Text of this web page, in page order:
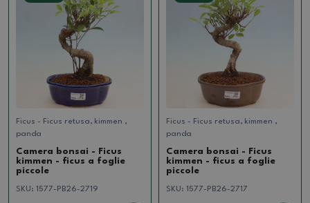
Ficus - Ficus retusa, kimmen ,
panda
Camera bonsai - Ficus
kimmen - ficus a foglie
piccole
SKU: 1577-PB26-2719
Ficus - Ficus retusa, kimmen ,
panda
Camera bonsai - Ficus
kimmen - ficus a foglie
piccole
SKU: 1577-PB26-2717